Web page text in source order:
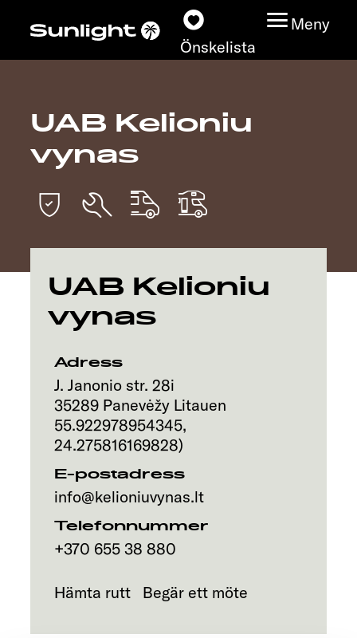
Önskelista
Meny
Modeller
Find din Sunlight
Upptäck
UAB Kelioniu
vynas
UAB Kelioniu
vynas
Adress
J. Janonio str. 28i
35289 Panevėžy Litauen
55.922978954345,
24.275816169828)
E-postadress
info@kelioniuvynas.lt
Telefonnummer
+370 655 38 880
Hämta rutt Begär ett möte